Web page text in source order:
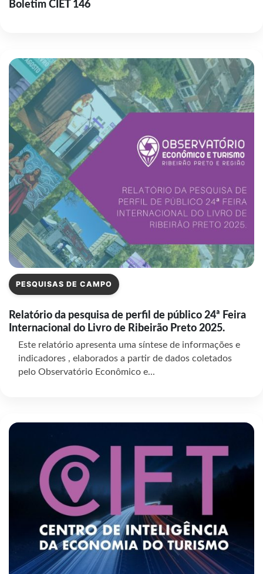
Boletim CIET 146
PESQUISAS DE CAMPO
Relatório da pesquisa de perfil de público 24ª Feira
Internacional do Livro de Ribeirão Preto 2025.
Este relatório apresenta uma síntese de informações e
indicadores , elaborados a partir de dados coletados
pelo Observatório Econômico e...